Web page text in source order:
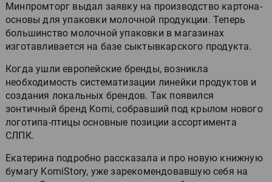
Минпромторг выдал заявку на производство картона-
основы для упаковки молочной продукции. Теперь
большинство молочной упаковки в магазинах
изготавливается на базе сыктывкарского продукта.
Когда ушли европейские бренды, возникла
необходимость систематизации линейки продуктов и
создания локальных брендов. Так появился
зонтичный бренд Komi, собравший под крылом нового
логотипа-птицы основные позиции ассортимента
СЛПК.
Екатерина подробно рассказала и про новую книжную
бумагу KomiStory, уже зарекомендовавшую себя на